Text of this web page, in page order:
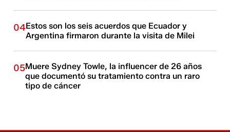
04Estos son los seis acuerdos que Ecuador y
Argentina firmaron durante la visita de Milei
05Muere Sydney Towle, la influencer de 26 años
que documentó su tratamiento contra un raro
tipo de cáncer